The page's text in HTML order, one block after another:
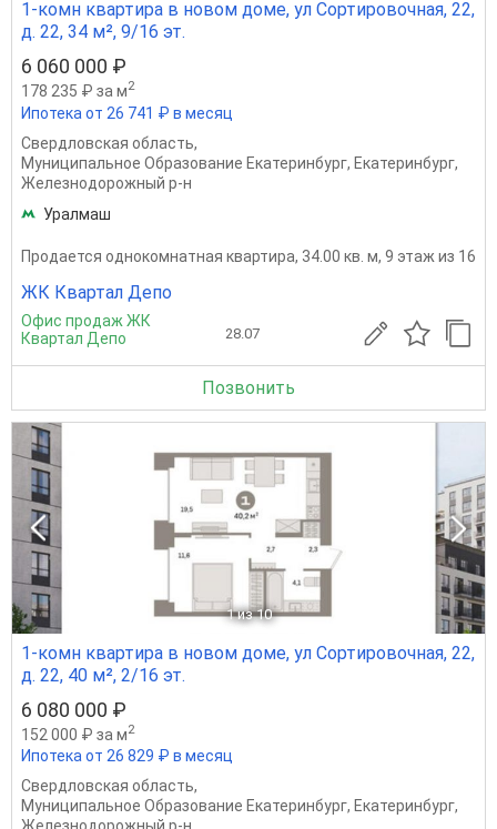
1-комн квартира в новом доме, ул Сортировочная, 22,
д. 22, 34 м², 9/16 эт.
6 060 000 ₽
178 235 ₽ за м2
Ипотека от 26 741 ₽ в месяц
Свердловская область,
Муниципальное Образование Екатеринбург, Екатеринбург,
Железнодорожный р-н
Уралмаш
Продается однокомнатная квартира, 34.00 кв. м, 9 этаж из 16
ЖК Квартал Депо
Офис продаж ЖК
Квартал Депо
28.07
Позвонить
1 из 10
1-комн квартира в новом доме, ул Сортировочная, 22,
д. 22, 40 м², 2/16 эт.
6 080 000 ₽
152 000 ₽ за м2
Ипотека от 26 829 ₽ в месяц
Свердловская область,
Муниципальное Образование Екатеринбург, Екатеринбург,